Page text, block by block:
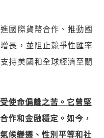
國際貨幣合作、推動國
長，並阻止競爭性匯率
持美國和全球經濟至關
使命偏離之苦。它曾堅
作和金融穩定。如今，
候變遷、性別平等和社